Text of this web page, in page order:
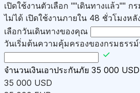
เปิดใช้งานตัวเลือก ""เดินทางแล้ว"" ก
ไม่ได้ เปิดใช้งานภายใน 48 ชั่วโมงหลั
เลือกวันเดินทางของคุณ
วันเริ่มต้นความคุ้มครองของกรมธรร
จำนวนเงินเอาประกันภัย 35 000 USD
35 000 USD